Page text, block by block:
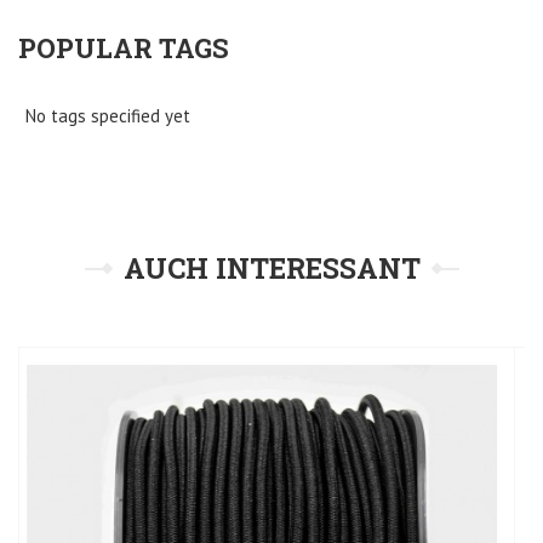
POPULAR TAGS
No tags specified yet
AUCH INTERESSANT